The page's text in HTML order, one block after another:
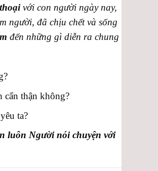
với con người ngày nay,
người, đã chịu chết và sống
đến những gì diễn ra chung
thận không?
ta?
luôn Người nói chuyện với